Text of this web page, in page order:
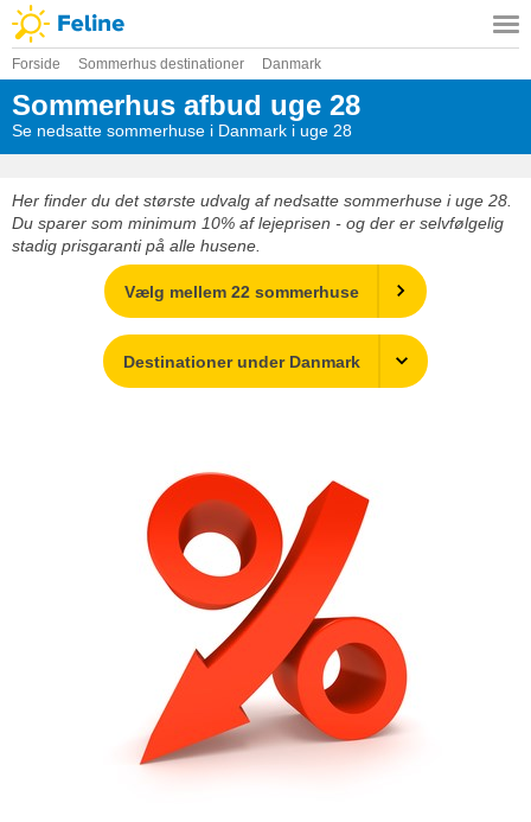
Forside Sommerhus destinationer Danmark
Sommerhus afbud uge 28
Se nedsatte sommerhuse i Danmark i uge 28
Her finder du det største udvalg af nedsatte sommerhuse i uge 28.
Du sparer som minimum 10% af lejeprisen - og der er selvfølgelig
stadig prisgaranti på alle husene.
Vælg mellem 22 sommerhuse
Destinationer under Danmark